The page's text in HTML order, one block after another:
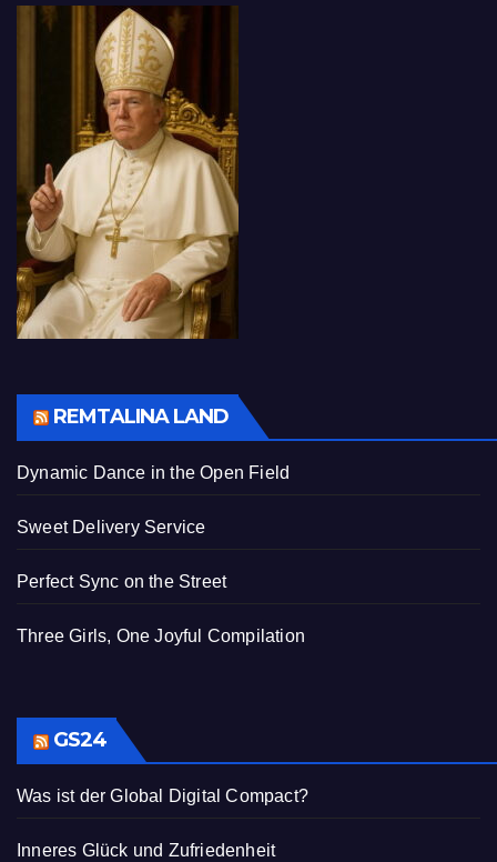
REMTALINA LAND
Dynamic Dance in the Open Field
Sweet Delivery Service
Perfect Sync on the Street
Three Girls, One Joyful Compilation
GS24
Was ist der Global Digital Compact?
Inneres Glück und Zufriedenheit